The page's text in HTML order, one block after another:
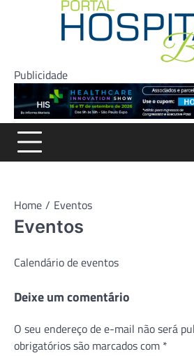
Publicidade
Home Eventos
Eventos
Calendário de eventos
Deixe um comentário
O seu endereço de e-mail não será
obrigatórios são marcados com *